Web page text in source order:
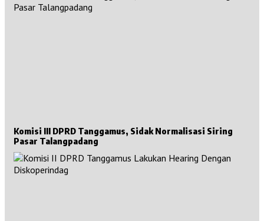
Komisi III DPRD Tanggamus, Sidak Normalisasi Siring
Pasar Talangpadang